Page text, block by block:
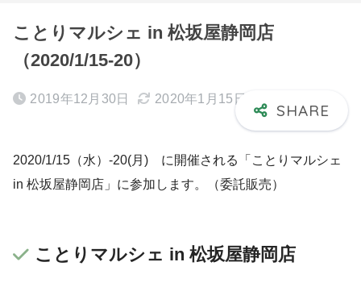
ことりマルシェ in 松坂屋静岡店
（2020/1/15-20）
2019年12月30日 2020年1月15日
2020/1/15（水）-20(月) に開催される「ことりマルシェ
in 松坂屋静岡店」に参加します。（委託販売）
ことりマルシェ in 松坂屋静岡店